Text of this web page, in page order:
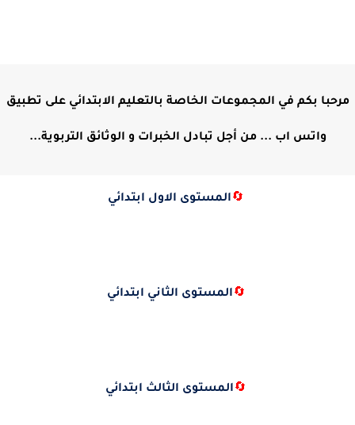
مرحبا بكم في المجموعات الخاصة بالتعليم الابتدائي على تطبيق
واتس اب ... من أجل تبادل الخبرات و الوثائق التربوية...
🔄المستوى الاول ابتدائي
🔄المستوى الثاني ابتدائي
🔄المستوى الثالث ابتدائي